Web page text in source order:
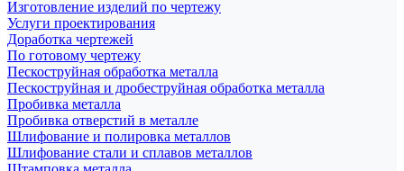
Изготовление изделий по чертежу
Услуги проектирования
Доработка чертежей
По готовому чертежу
Пескоструйная обработка металла
Пескоструйная и дробеструйная обработка металла
Пробивка металла
Пробивка отверстий в металле
Шлифование и полировка металлов
Шлифование стали и сплавов металлов